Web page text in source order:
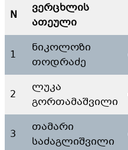
N
ვერცხლის
ათეული
1
ნიკოლოზი
თოდრაძე
2
ლუკა
გორთამაშვილი
3
თამარი
საძაგლიშვილი